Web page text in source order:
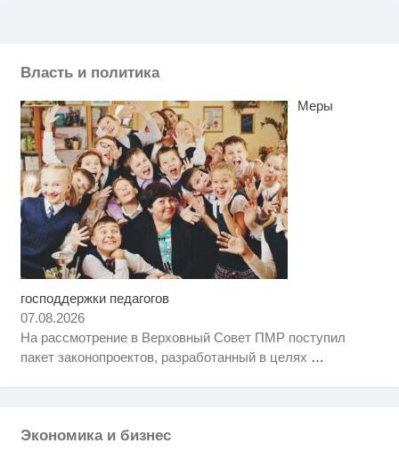
Власть и политика
Меры
господдержки педагогов
07.08.2026
На рассмотрение в Верховный Совет ПМР поступил
пакет законопроектов, разработанный в целях …
Экономика и бизнес
Ролик длится пару секунд, но
Королева вагона отожгла! Видео
не оставит равнодушным